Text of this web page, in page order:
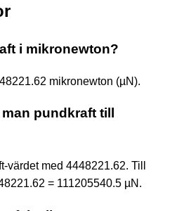
i mikronewton?
mikronewton (µN).
pundkraft till
värdet med 4448221.62. Till
= 111205540.5 µN.